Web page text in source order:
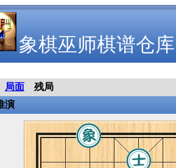
象棋巫师棋谱仓库
局面
残局
演